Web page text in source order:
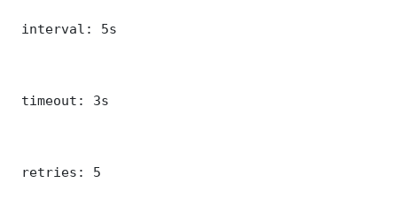
interval: 5s
timeout: 3s
retries: 5